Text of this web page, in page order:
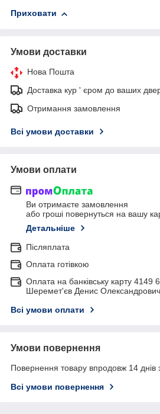
Приховати
Умови доставки
Нова Пошта
Доставка кур ' єром до ваших
Отримання замовлення
Всі умови доставки
Умови оплати
Ви отримаєте замовлення
або гроші повернуться на вашу
Детальніше
Післяплата
Оплата готівкою
Оплата на банківську карту 4149
Шеремет'єв Денис Олександрович
Всі умови оплати
Умови повернення
Повернення товару впродовж 14 днів
Всі умови повернення